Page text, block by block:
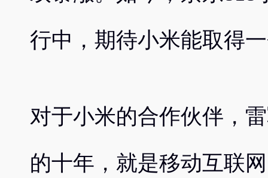
行中，期待小米能取得
对于小米的合作伙伴，
的十年，就是移动互联